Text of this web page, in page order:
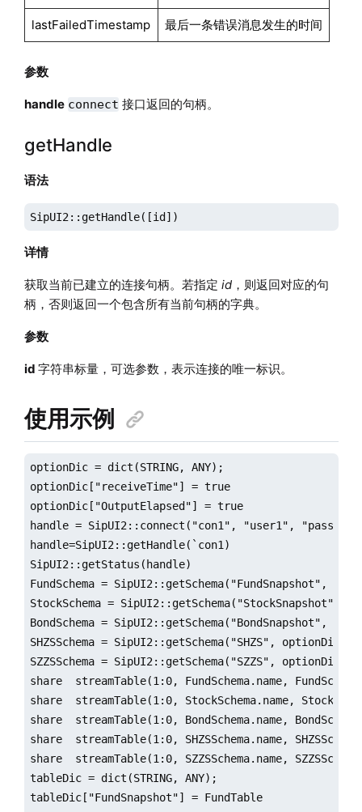
lastFailedTimestamp 最后一条错误消息发生的时间
参数
handle connect 接口返回的句柄。
getHandle
语法
SipUI2::getHandle([id])
详情
获取当前已建立的连接句柄。若指定 id，则返回对应的句
柄，否则返回一个包含所有当前句柄的字典。
参数
id 字符串标量，可选参数，表示连接的唯一标识。
使用示例
optionDic = dict(STRING, ANY);
optionDic["receiveTime"] = true
optionDic["OutputElapsed"] = true
handle = SipUI2::connect("con1", "user1",
handle=SipUI2::getHandle(`con1)
SipUI2::getStatus(handle)
FundSchema = SipUI2::getSchema("FundSnapshot",
StockSchema = SipUI2::getSchema("StockSnapshot",
BondSchema = SipUI2::getSchema("BondSnapshot",
SHZSSchema = SipUI2::getSchema("SHZS", optionDic)
SZZSSchema = SipUI2::getSchema("SZZS", optionDic)
share  streamTable(1:0, FundSchema.name,
share  streamTable(1:0, StockSchema.name,
share  streamTable(1:0, BondSchema.name,
share  streamTable(1:0, SHZSSchema.name,
share  streamTable(1:0, SZZSSchema.name,
tableDic = dict(STRING, ANY);
tableDic["FundSnapshot"] = FundTable